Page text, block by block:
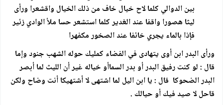
بين الدوالي كلما لاح خيال خاف من ذلك الخيال واقشعرا ورأى
ليثا هصورا واقفا عند الغدير كلما استشعر حسا ملأ الوادي زئير
فإذا بالماء يجري خائفا عند الصخور مكفهرا
ورأى البدر ابن أوى يتهادى في الفضاء كمليك حوله الشهب جنود وإما
قال : لو كنت رفيق البدر أو بدر السماأو خياله غير أن الليث لما أبصر
البدر الضحوكا قال : يا ابن اليل لما اشتهى لا أشتهيكا أنت وضاح ولكن
قاحل لا صيد فيك أو حيالك .